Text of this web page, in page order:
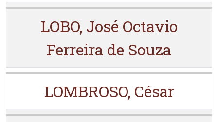
LOBO, José Octavio
Ferreira de Souza
LOMBROSO, César